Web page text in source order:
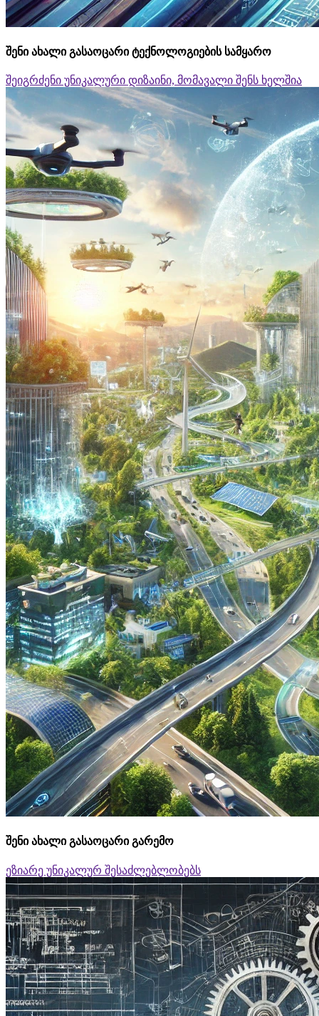
შენი ახალი გასაოცარი ტექნოლოგიების სამყარო
შეიგრძენი უნიკალური დიზაინი, მომავალი შენს ხელშია
შენი ახალი გასაოცარი გარემო
ეზიარე უნიკალურ შესაძლებლობებს